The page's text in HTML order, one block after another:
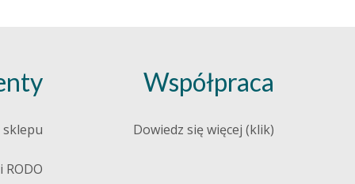
RODO
Współpraca
Dowiedz się więcej (klik)